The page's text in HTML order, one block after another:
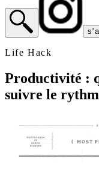
Life Hack
Productivité :
suivre le